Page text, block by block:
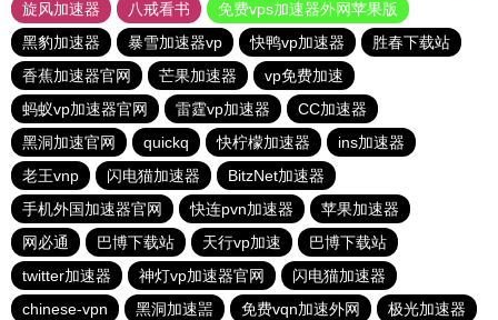
旋风加速器
八戒看书
免费vps加速器外网苹果版
黑豹加速器
暴雪加速器vp 快鸭vp加速器
胜春下载站
香蕉加速器官网
芒果加速器
vp免费加速
蚂蚁vp加速器官网
雷霆vp加速器
CC加速器
黑洞加速官网
quickq 快柠檬加速器
ins加速器
老王vnp
闪电猫加速器
BitzNet加速器
手机外国加速器官网
快连pvn加速器
苹果加速器
网必通
巴博下载站 天行vp加速
巴博下载站
twitter加速器
神灯vp加速器官网
闪电猫加速器
chinese-vpn
黑洞加速噐 免费vqn加速外网 极光加速器